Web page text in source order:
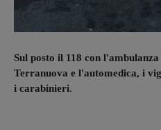
Sul posto il 118 con
Terranuova e l'automedica, i
i carabinieri.